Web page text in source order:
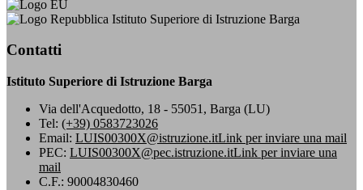
Istituto Superiore di Istruzione Barga
Contatti
Istituto Superiore di Istruzione Barga
Via dell'Acquedotto, 18 - 55051, Barga (LU)
Tel: (+39) 0583723026
Email: LUIS00300X@istruzione.itLink per inviare una mail
PEC: LUIS00300X@pec.istruzione.itLink per inviare una
mail
C.F.: 90004830460